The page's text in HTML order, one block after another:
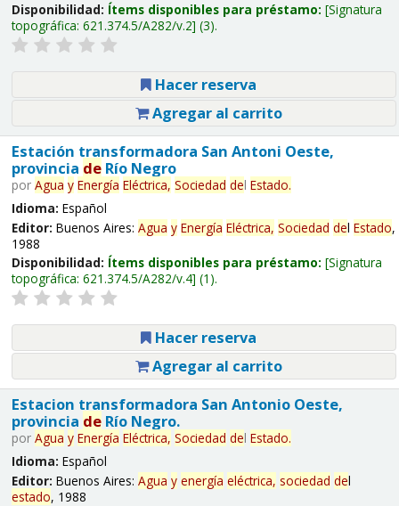
Disponibilidad: Ítems disponibles para préstamo: Signatura
topográfica: 621.374.5/A282/v.2 (3).
Hacer reserva
Agregar al carrito
Estación transformadora San Antoni Oeste,
provincia deRío Negro
por Agua y Energía Eléctrica, Sociedad del Estado.
Idioma: Español
Editor: Buenos Aires: Agua y Energía Eléctrica, Sociedad del Estado,
1988
Disponibilidad: Ítems disponibles para préstamo: Signatura
topográfica: 621.374.5/A282/v.4 (1).
Hacer reserva
Agregar al carrito
Estacion transformadora San Antonio Oeste,
provincia deRío Negro.
por Agua y Energía Eléctrica, Sociedad del Estado.
Idioma: Español
Editor: Buenos Aires: Agua y energía eléctrica, sociedad del
estado, 1988